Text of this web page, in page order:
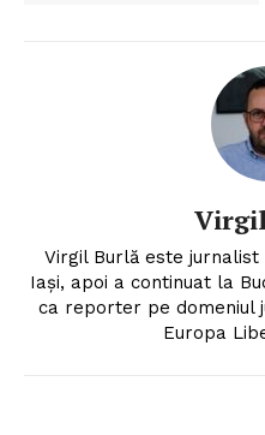
Virgil Burlă este jurnalist
Iași, apoi a continuat la
ca reporter pe domeniul
Europa